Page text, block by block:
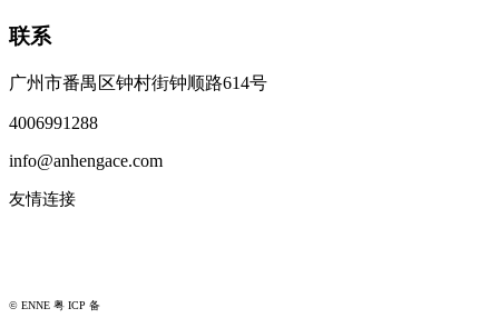
联系
广州市番禺区钟村街钟顺路614号
4006991288
info@anhengace.com
友情连接
© ENNE 粤 ICP 备